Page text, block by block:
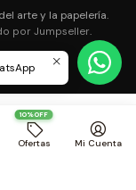
10%OFF
Ofertas Mi Cuenta
arte y la papelería.
por Jumpseller.